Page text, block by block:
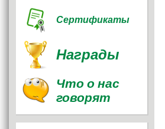
Сертификаты
Награды
Что о нас
говорят